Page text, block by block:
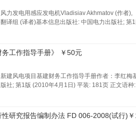
风力发电用感应发电机Vladisiav Akhmatov (作者),
翻译组 (译者)基本信息出版社: 中国电力出版社; 第1
务工作指导手册》 ￥50元
新建风电项目基建财务工作指导手册作者：李红梅
版社; 第1版 (2010年4月1日) 平装: 181页 正文语种
研究报告编制办法 FD 006-2008(试行)